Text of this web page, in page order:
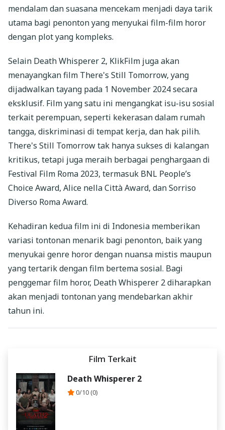
mendalam dan suasana mencekam menjadi daya tarik
utama bagi penonton yang menyukai film-film horor
dengan plot yang kompleks.
Selain Death Whisperer 2, KlikFilm juga akan
menayangkan film There's Still Tomorrow, yang
dijadwalkan tayang pada 1 November 2024 secara
eksklusif. Film yang satu ini mengangkat isu-isu sosial
terkait perempuan, seperti kekerasan dalam rumah
tangga, diskriminasi di tempat kerja, dan hak pilih.
There's Still Tomorrow tak hanya sukses di kalangan
kritikus, tetapi juga meraih berbagai penghargaan di
Festival Film Roma 2023, termasuk BNL People’s
Choice Award, Alice nella Città Award, dan Sorriso
Diverso Roma Award.
Kehadiran kedua film ini di Indonesia memberikan
variasi tontonan menarik bagi penonton, baik yang
menyukai genre horor dengan nuansa mistis maupun
yang tertarik dengan film bertema sosial. Bagi
penggemar film horor, Death Whisperer 2 diharapkan
akan menjadi tontonan yang mendebarkan akhir
tahun ini.
Film Terkait
Death Whisperer 2
0/10 (0)